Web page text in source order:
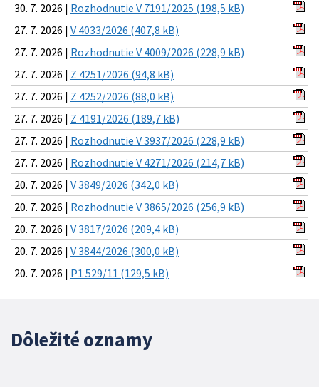
30. 7. 2026 | Rozhodnutie V 7191/2025 (198,5 kB)
27. 7. 2026 | V 4033/2026 (407,8 kB)
27. 7. 2026 | Rozhodnutie V 4009/2026 (228,9 kB)
27. 7. 2026 | Z 4251/2026 (94,8 kB)
27. 7. 2026 | Z 4252/2026 (88,0 kB)
27. 7. 2026 | Z 4191/2026 (189,7 kB)
27. 7. 2026 | Rozhodnutie V 3937/2026 (228,9 kB)
27. 7. 2026 | Rozhodnutie V 4271/2026 (214,7 kB)
20. 7. 2026 | V 3849/2026 (342,0 kB)
20. 7. 2026 | Rozhodnutie V 3865/2026 (256,9 kB)
20. 7. 2026 | V 3817/2026 (209,4 kB)
20. 7. 2026 | V 3844/2026 (300,0 kB)
20. 7. 2026 | P1 529/11 (129,5 kB)
Dôležité oznamy